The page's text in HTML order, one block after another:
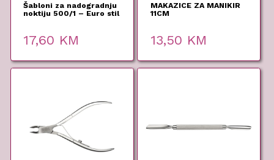
Šabloni za nadogradnju
noktiju 500/1 – Euro stil
17,60 KM
MAKAZICE ZA MANIKIR
11CM
13,50 KM